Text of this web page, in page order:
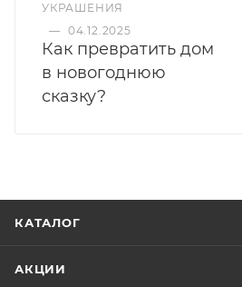
УКРАШЕНИЯ
— 04.12.2025
Как превратить дом
в новогоднюю
сказку?
КАТАЛОГ
АКЦИИ